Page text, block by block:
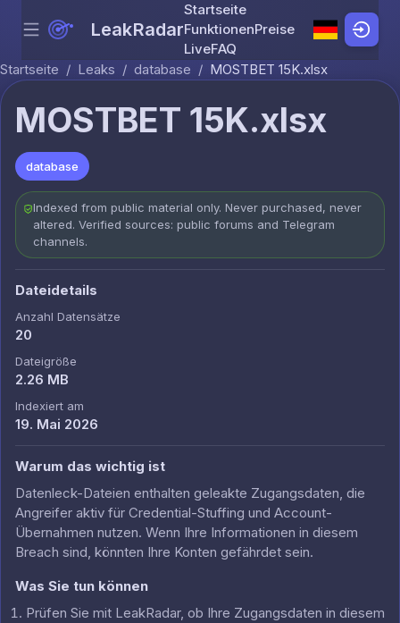
Skip to content
Menu LeakRadar
Startseite
FunktionenPreise
LiveFAQ
Startseite / Leaks / database / MOSTBET 15K.xlsx
MOSTBET 15K.xlsx
database
Indexed from public material only. Never purchased, never
altered. Verified sources: public forums and Telegram
channels.
Dateidetails
Anzahl Datensätze
20
Dateigröße
2.26 MB
Indexiert am
19. Mai 2026
Warum das wichtig ist
Datenleck-Dateien enthalten geleakte Zugangsdaten, die
Angreifer aktiv für Credential-Stuffing und Account-
Übernahmen nutzen. Wenn Ihre Informationen in diesem
Breach sind, könnten Ihre Konten gefährdet sein.
Was Sie tun können
Prüfen Sie mit LeakRadar, ob Ihre Zugangsdaten in diesem